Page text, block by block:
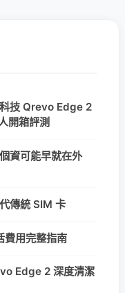
技 Qrevo Edge 2
開箱評測
資可能早就在外
傳統 SIM 卡
費用完整指南
Edge 2 深度清潔